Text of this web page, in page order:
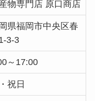
物専門店 原口商店
県福岡市中央区春
3-3
～17:00
祝日